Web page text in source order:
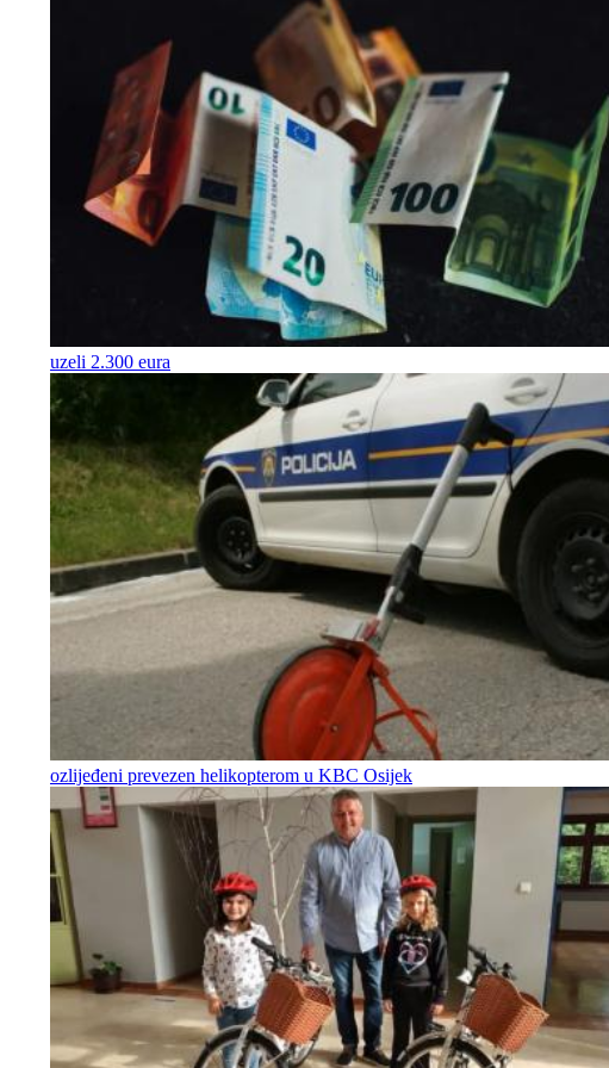
uzeli 2.300 eura
ozlijeđeni prevezen helikopterom u KBC Osijek